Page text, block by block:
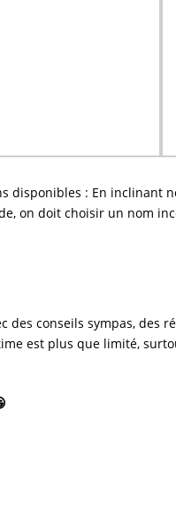
disponibles : En inclinant
on doit choisir un nom
des conseils sympas, des
est plus que limité,